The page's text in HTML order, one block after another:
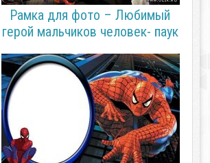
Рамка для фото – Любимый
герой мальчиков человек- паук